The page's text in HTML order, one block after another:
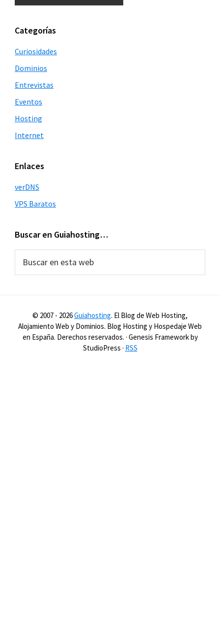
Barra
lateral
principal
Categorías
Curiosidades
Dominios
Entrevistas
Eventos
Hosting
Internet
Enlaces
verDNS
VPS Baratos
Buscar en Guiahosting…
© 2007 - 2026Guiahosting. El Blog de Web Hosting,
Alojamiento Web y Dominios. Blog Hosting y Hospedaje Web
en España. Derechos reservados. · Genesis Framework by
StudioPress · RSS